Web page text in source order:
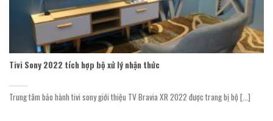
Tivi Sony 2022 tích hợp bộ xử lý nhận thức
Trung tâm bảo hành tivi sony giới thiệu TV Bravia XR 2022 được trang bị bộ [...]